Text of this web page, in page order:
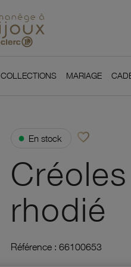
COLLECTIONS MARIAGE
● En stock favorite_borderAjouter à vos
rhodié
Référence : 66100653